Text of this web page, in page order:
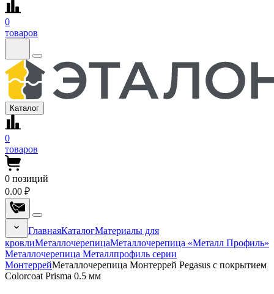
0
товаров
Каталог
0
товаров
0 позиций
0.00 ₽
ГлавнаяКаталогМатериалы для
кровлиМеталлочерепицаМеталлочерепица «Металл Профиль»
Металлочерепица Металлпрофиль серии
МонтеррейМеталлочерепица Монтеррей Pegasus с покрытием
Colorcoat Prisma 0.5 мм